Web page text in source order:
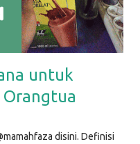
untuk
disini. Definisi